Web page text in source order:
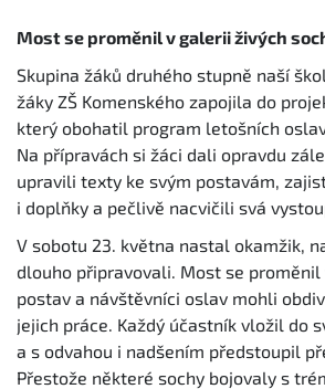
Most se proměnil v galerii živých
Skupina žáků druhého stupně naší
žáky ZŠ Komenského zapojila do
který obohatil program letošních
Na přípravách si žáci dali opravdu
upravili texty ke svým postavám,
i doplňky a pečlivě nacvičili svá
V sobotu 23. května nastal okamžik,
dlouho připravovali. Most se
postav a návštěvníci oslav mohli
jejich práce. Každý účastník vložil do
a s odvahou i nadšením předstoupil
Přestože některé sochy bojovaly s